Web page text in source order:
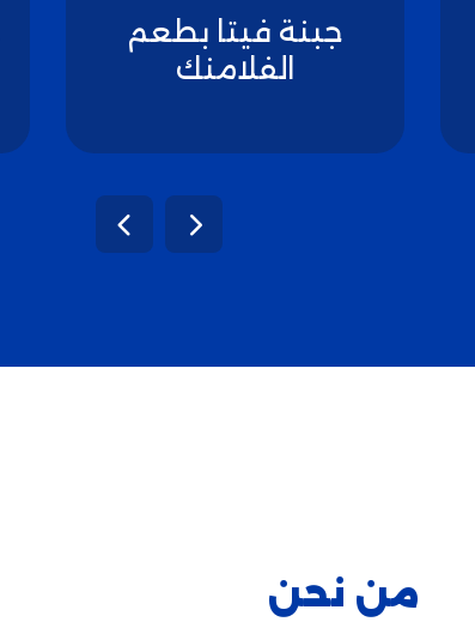
جبنة فيتا بطعم
الفلامنك
من نحن